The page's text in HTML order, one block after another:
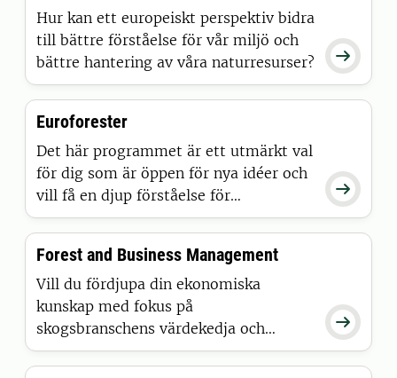

Hur kan ett europeiskt perspektiv bidra
till bättre förståelse för vår miljö och
bättre hantering av våra naturresurser?

Euroforester
Det här programmet är ett utmärkt val
för dig som är öppen för nya idéer och
vill få en djup förståelse för
skogsskötsel, ekologi, planering och
skogliga traditioner.

Forest and Business Management
Vill du fördjupa din ekonomiska
kunskap med fokus på
skogsbranschens värdekedja och
hållbarhet samtidigt som du utforskar